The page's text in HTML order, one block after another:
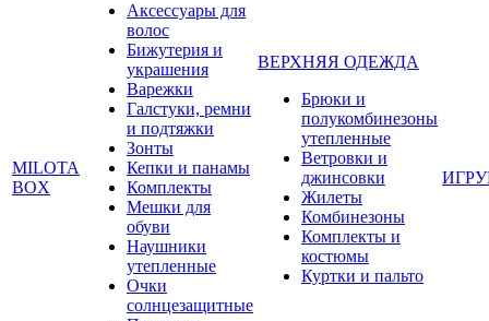
MILOTA
BOX
Аксессуары для
волос
Бижутерия и
украшения
Варежки
Галстуки, ремни
и подтяжки
Зонты
Кепки и панамы
Комплекты
Мешки для
обуви
Наушники
утепленные
Очки
солнцезащитные
ВЕРХНЯЯ ОДЕЖДА
Брюки и
полукомбинезоны
утепленные
Ветровки и
джинсовки
Жилеты
Комбинезоны
Комплекты и
костюмы
Куртки и пальто